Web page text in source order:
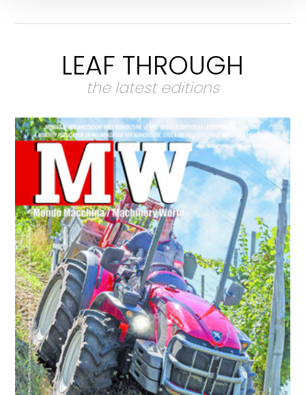
LEAF THROUGH
the latest editions